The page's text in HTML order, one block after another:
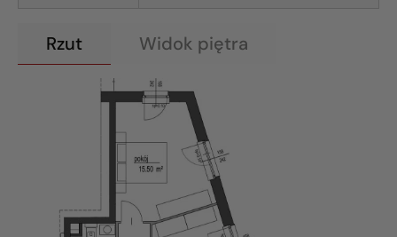
Rzut Widok piętra